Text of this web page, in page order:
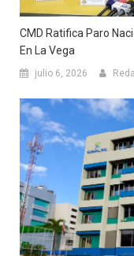
CMD Ratifica Paro
En La Vega
julio 6, 2026